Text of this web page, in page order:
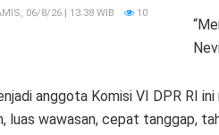
06/8/26 | 13:38 WIB 10
anggota Komisi VI DPR RI
luas wawasan, cepat tanggap,